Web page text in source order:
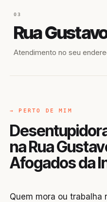
03
Rua
Atendimento no seu
→ PERTO DE MIM
na Rua
Afogados da
Quem mora ou trabalha